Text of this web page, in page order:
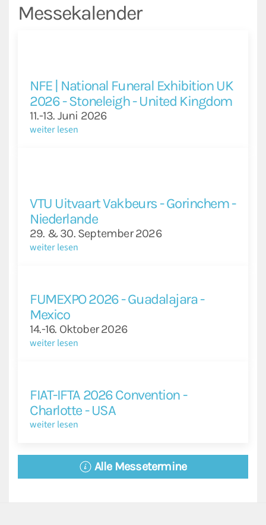
Messekalender
NFE | National Funeral Exhibition UK
2026 - Stoneleigh - United Kingdom
11.-13. Juni 2026
weiter lesen
VTU Uitvaart Vakbeurs - Gorinchem -
Niederlande
29. & 30. September 2026
weiter lesen
FUMEXPO 2026 - Guadalajara -
Mexico
14.-16. Oktober 2026
weiter lesen
FIAT-IFTA 2026 Convention -
Charlotte - USA
weiter lesen
Alle Messetermine